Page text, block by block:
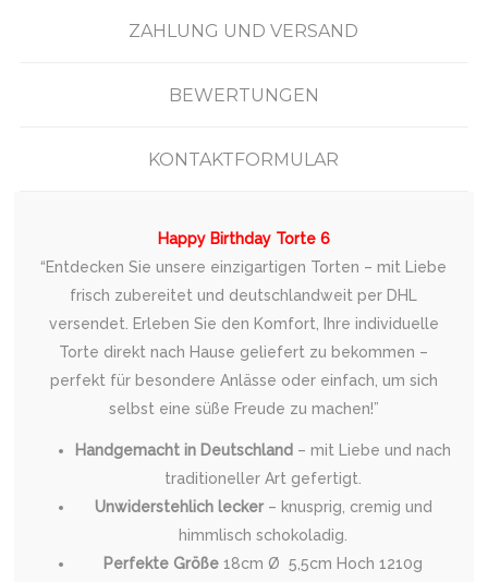
ZAHLUNG UND VERSAND
BEWERTUNGEN
KONTAKTFORMULAR
Happy Birthday Torte 6
“Entdecken Sie unsere einzigartigen Torten – mit Liebe
frisch zubereitet und deutschlandweit per DHL
versendet. Erleben Sie den Komfort, Ihre individuelle
Torte direkt nach Hause geliefert zu bekommen –
perfekt für besondere Anlässe oder einfach, um sich
selbst eine süße Freude zu machen!”
Handgemacht in Deutschland – mit Liebe und nach
traditioneller Art gefertigt.
Unwiderstehlich lecker– knusprig, cremig und
himmlisch schokoladig.
Perfekte Größe18cm Ø 5,5cm Hoch 1210g